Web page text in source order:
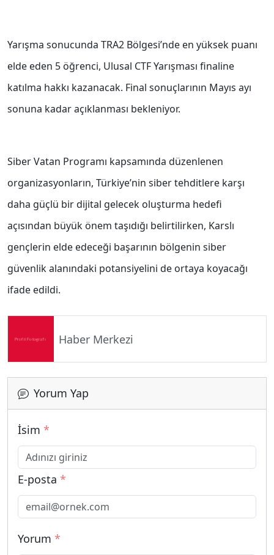
Yarışma sonucunda TRA2 Bölgesi’nde en yüksek puanı
elde eden 5 öğrenci, Ulusal CTF Yarışması finaline
katılma hakkı kazanacak. Final sonuçlarının Mayıs ayı
sonuna kadar açıklanması bekleniyor.
Siber Vatan Programı kapsamında düzenlenen
organizasyonların, Türkiye’nin siber tehditlere karşı
daha güçlü bir dijital gelecek oluşturma hedefi
açısından büyük önem taşıdığı belirtilirken, Karslı
gençlerin elde edeceği başarının bölgenin siber
güvenlik alanındaki potansiyelini de ortaya koyacağı
ifade edildi.
Haber Merkezi
Yorum Yap
İsim *
E-posta *
Yorum *